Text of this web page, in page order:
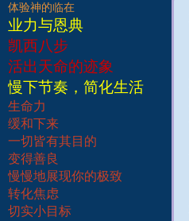
体验神的临在
业力与恩典
凯西八步
活出天命的迹象
慢下节奏，简化生活
生命力
缓和下来
一切皆有其目的
变得善良
慢慢地展现你的极致
转化焦虑
切实小目标